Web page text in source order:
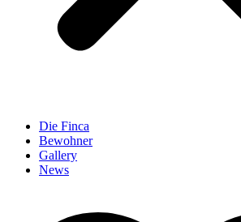
Die Finca
Bewohner
Gallery
News